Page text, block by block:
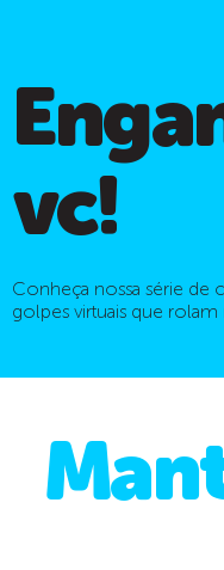
vc!
Conheça nossa série de
golpes virtuais que